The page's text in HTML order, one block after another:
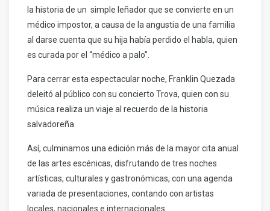
la historia de un simple leñador que se convierte en un
médico impostor, a causa de la angustia de una familia
al darse cuenta que su hija había perdido el habla, quien
es curada por el “médico a palo”.
Para cerrar esta espectacular noche, Franklin Quezada
deleitó al público con su concierto Trova, quien con su
música realiza un viaje al recuerdo de la historia
salvadoreña.
Así, culminamos una edición más de la mayor cita anual
de las artes escénicas, disfrutando de tres noches
artísticas, culturales y gastronómicas, con una agenda
variada de presentaciones, contando con artistas
locales, nacionales e internacionales.